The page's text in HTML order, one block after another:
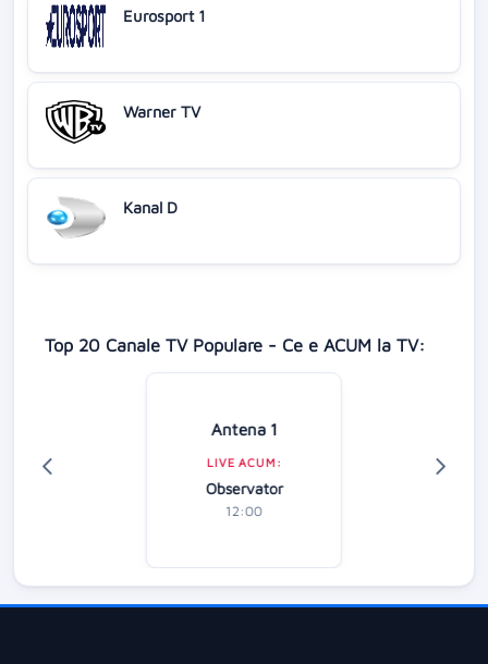
Eurosport 1
Warner TV
Kanal D
Top 20 Canale TV Populare - Ce e ACUM la TV:
Antena 1
LIVE ACUM:
Observator
12:00